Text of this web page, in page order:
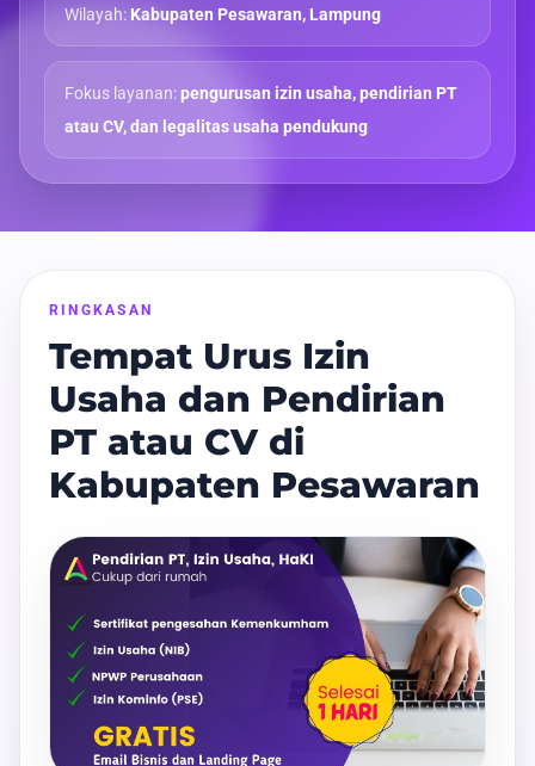
Wilayah:Kabupaten Pesawaran, Lampung
Fokus layanan:pengurusan izin usaha, pendirian PT
atau CV, dan legalitas usaha pendukung
RINGKASAN
Tempat Urus Izin
Usaha dan Pendirian
PT atau CV di
Kabupaten Pesawaran